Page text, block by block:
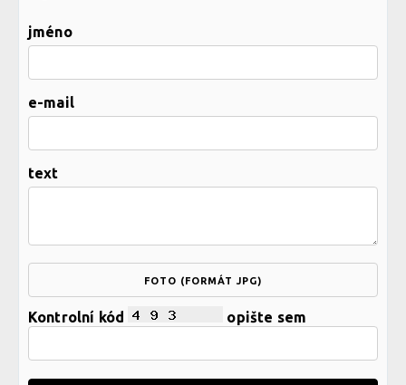
jméno
e-mail
text
FOTO (FORMÁT JPG)
Kontrolní kód opište sem